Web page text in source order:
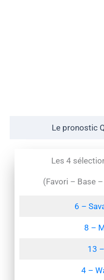
Le pronostic
Les 4
(Favori – Base
6 –
8 –
13
4 –